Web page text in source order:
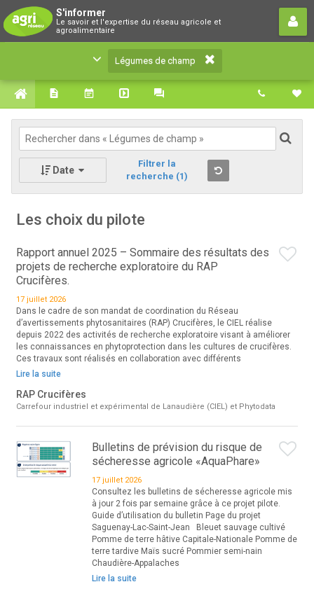
S'informer
Le savoir et l'expertise du réseau agricole et
agroalimentaire
Légumes de champ
Le savoir et l'expertise du réseau agricole et
agroalimentaire
Légumes de champ
Date
Filtrer la
recherche (1)
Les choix du pilote
Rapport annuel 2025 – Sommaire des résultats des
projets de recherche exploratoire du RAP
Crucifères.
17 juillet 2026
Dans le cadre de son mandat de coordination du Réseau
d’avertissements phytosanitaires (RAP) Crucifères, le CIEL réalise
depuis 2022 des activités de recherche exploratoire visant à améliorer
les connaissances en phytoprotection dans les cultures de crucifères.
Ces travaux sont réalisés en collaboration avec différents
Lire la suite
RAP Crucifères
Carrefour industriel et expérimental de Lanaudière (CIEL) et Phytodata
Bulletins de prévision du risque de
sécheresse agricole «AquaPhare»
17 juillet 2026
Consultez les bulletins de sécheresse agricole mis
à jour 2 fois par semaine grâce à ce projet pilote.
Guide d’utilisation du bulletin Page du projet
Saguenay-Lac-Saint-Jean Bleuet sauvage cultivé
Pomme de terre hâtive Capitale-Nationale Pomme de
terre tardive Maïs sucré Pommier semi-nain
Chaudière-Appalaches
Lire la suite